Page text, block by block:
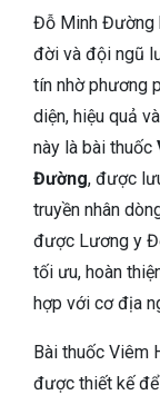
Đỗ Minh Đường
đời và đội ngũ
tín nhờ phương
diện, hiệu quả
này là bài thuốc
Đường, được
truyền nhân
được Lương y
tối ưu, hoàn
hợp với cơ địa
Bài thuốc Viêm
được thiết kế